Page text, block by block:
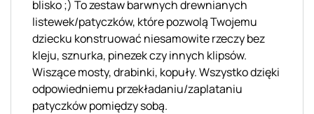
blisko ;) To zestaw barwnych drewnianych
listewek/patyczków, które pozwolą Twojemu
dziecku konstruować niesamowite rzeczy bez
kleju, sznurka, pinezek czy innych klipsów.
Wiszące mosty, drabinki, kopuły. Wszystko dzięki
odpowiedniemu przekładaniu/zaplataniu
patyczków pomiędzy sobą.